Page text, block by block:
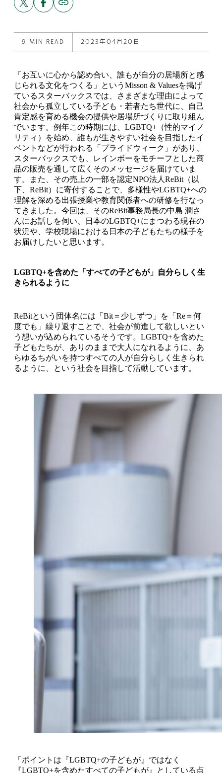
this
post
X
this
post
Facebook
link
to
9 MIN READ 2023年04月20日
「お互いに心から認め合い、誰もが自分の居場所と感
じられる文化をつくる」というMisson & Valuesを掲げ
ているスターバックスでは、さまざまな理由によって
社会から孤立している子ども・若者たち世代に、自己
肯定感を育める機会の提供や居場所づくりに取り組ん
でいます。例年この時期には、LGBTQ+（性的マイノ
リティ）を始め、誰もが生きやすい社会を目指したイ
ベントなどが行われる「プライドウィーク」があり、
スターバックスでも、レインボーをモチーフとした商
品の販売を通して広くそのメッセージを届けていま
す。また、その売上の一部を認定NPO法人ReBit（以
下、ReBit）に寄付することで、多様性やLGBTQ+への
理解を深める出張授業や教育関係者への研修を行なっ
てきました。今回は、そのReBit事務局長の中島 潤さ
んにお話しを伺い、日本のLGBTQ+にまつわる現在の
状況や、学校現場における日本の子どもたちの様子を
お届けしたいと思います。
LGBTQ+を含めた「すべての子どもが」自分らしく生
きられるように
ReBitという団体名には「Bit＝少しずつ」を「Re＝何
度でも」繰り返すことで、社会が前進して欲しいとい
う想いが込められているそうです。LGBTQ+を含めた
子どもたちが、ありのままで大人になれるように、あ
らゆるちがいを持つすべての人が自分らしく生きられ
るように、という社会を目指して活動しています。
「ポイントは『LGBTQ+の子どもが』ではなく
『LGBTQ+を含めたすべての子どもが』としている点